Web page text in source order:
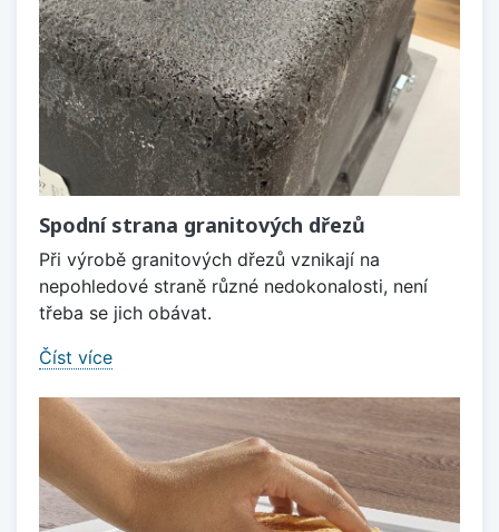
Spodní strana granitových dřezů
Při výrobě granitových dřezů vznikají na
nepohledové straně různé nedokonalosti, není
třeba se jich obávat.
Číst více